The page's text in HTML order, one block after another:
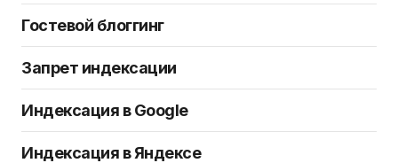
Гостевой блоггинг
Запрет индексации
Индексация в Google
Индексация в Яндексе